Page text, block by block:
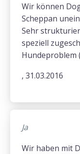
Wir können
Scheppan
Sehr
speziell
Hundeproblem
, 31.03.2016
Ja
Wir haben mit